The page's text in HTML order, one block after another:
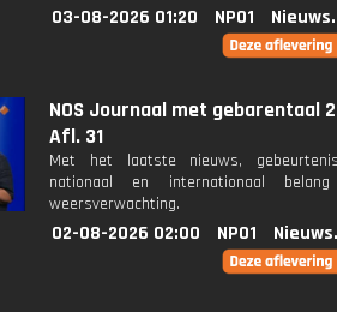
03-08-2026 01:20 NPO1
NOS Journaal met gebarentaal
Afl. 31
Met het laatste nieuws,
nationaal en internationaal
weersverwachting.
02-08-2026 02:00 NPO1